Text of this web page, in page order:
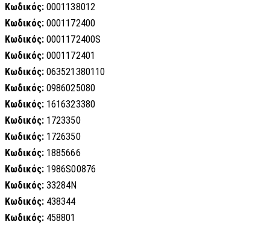
Κωδικός: 0001138012
Κωδικός: 0001172400
Κωδικός: 0001172400S
Κωδικός: 0001172401
Κωδικός: 063521380110
Κωδικός: 0986025080
Κωδικός: 1616323380
Κωδικός: 1723350
Κωδικός: 1726350
Κωδικός: 1885666
Κωδικός: 1986S00876
Κωδικός: 33284N
Κωδικός: 438344
Κωδικός: 458801